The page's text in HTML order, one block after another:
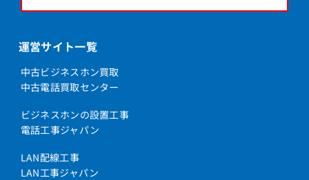
運営サイト一覧
中古ビジネスホン買取
中古電話買取センター
ビジネスホンの設置工事
電話工事ジャパン
LAN配線工事
LAN工事ジャパン